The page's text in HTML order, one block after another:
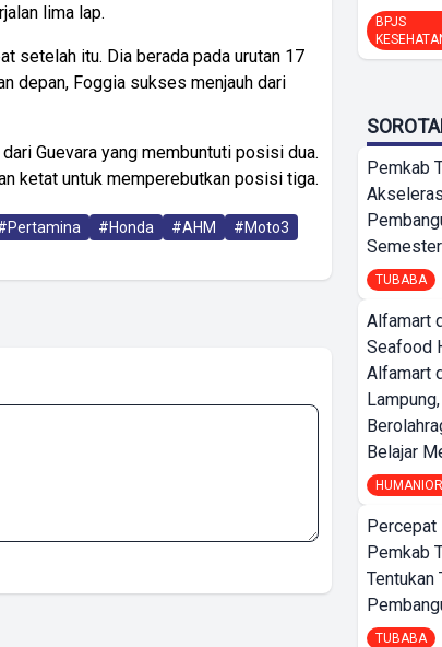
lima lap.
setelah itu. Dia berada pada urutan 17
depan, Foggia sukses menjauh dari
Guevara yang membuntuti posisi dua.
ketat untuk memperebutkan posisi tiga.
#Honda #AHM
#Moto3
BPJS
Pemkab
TUBABA
Alfamart
Seafood
Alfamart
Belajar
Percepat
Pemkab
Tentukan
TUBABA